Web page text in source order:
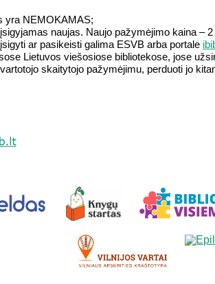
yra NEMOKAMAS;
naujas. Naujo pažymėjimo kaina – 2
ar pasikeisti galima ESVB arba portale
Lietuvos viešosiose bibliotekose, jose
skaitytojo pažymėjimu, perduoti jo